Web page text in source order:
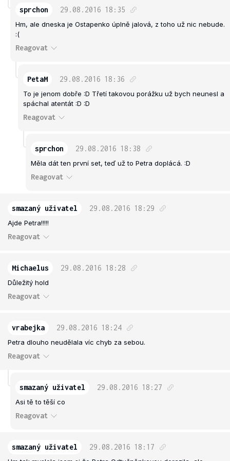
sprchon 29.08.2016 18:35
Hm, ale dneska je Ostapenko úplně jalová, z toho už nic nebude.
:(
Reagovat
PetaM 29.08.2016 18:36
To je jenom dobře :D Třetí takovou porážku už bych neunesl a
spáchal atentát :D :D
Reagovat
sprchon 29.08.2016 18:38
Měla dát ten první set, teď už to Petra doplácá. :D
Reagovat
smazaný uživatel 29.08.2016 18:29
Ajde Petra!!!!!
Reagovat
Michaelus 29.08.2016 18:28
Důležitý hold
Reagovat
vrabejka 29.08.2016 18:24
Petra dlouho neudělala víc chyb za sebou.
Reagovat
smazaný uživatel 29.08.2016 18:27
Asi tě to těší co
Reagovat
smazaný uživatel 29.08.2016 18:17